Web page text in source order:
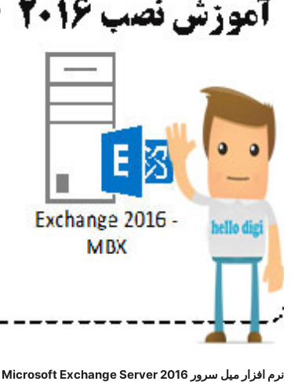
نرم افزار میل سرور Microsoft Exchange Server 2016